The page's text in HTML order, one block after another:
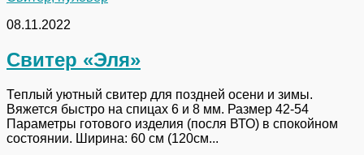
08.11.2022
Свитер «Эля»
Теплый уютный свитер для поздней осени и зимы.
Вяжется быстро на спицах 6 и 8 мм. Размер 42-54
Параметры готового изделия (посля ВТО) в спокойном
состоянии. Ширина: 60 см (120см...